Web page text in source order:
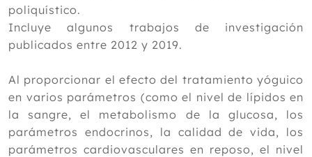
poliquístico.
Incluye algunos trabajos de investigación
publicados entre 2012 y 2019.
Al proporcionar el efecto del tratamiento yóguico
en varios parámetros (como el nivel de lípidos en
la sangre, el metabolismo de la glucosa, los
parámetros endocrinos, la calidad de vida, los
parámetros cardiovasculares en reposo, el nivel